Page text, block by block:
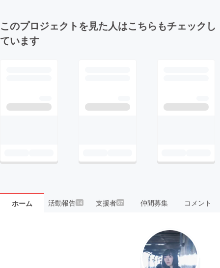
このプロジェクトを見た人はこちらもチェックし
ています
ホーム 活動報告14 支援者67 仲間募集 コメント